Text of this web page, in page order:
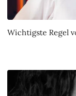
Wichtigste Regel